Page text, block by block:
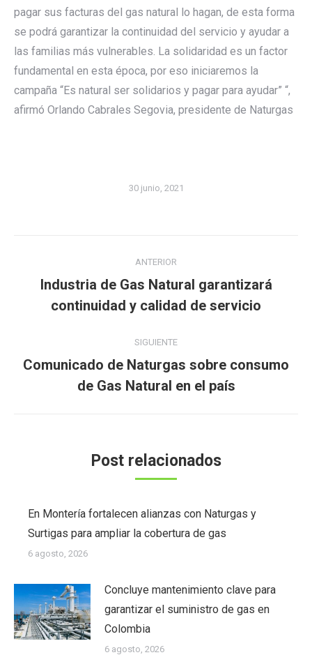
pagar sus facturas del gas natural lo hagan, de esta forma
se podrá garantizar la continuidad del servicio y ayudar a
las familias más vulnerables. La solidaridad es un factor
fundamental en esta época, por eso iniciaremos la
campaña “Es natural ser solidarios y pagar para ayudar” “,
afirmó Orlando Cabrales Segovia, presidente de Naturgas
30 junio, 2021
entre
publicaciones
ANTERIOR
Publicación
anterior:
Industria de Gas Natural garantizará
continuidad y calidad de servicio
SIGUIENTE
Publicación
siguiente:
Comunicado de Naturgas sobre consumo
de Gas Natural en el país
Post relacionados
En Montería fortalecen alianzas con Naturgas y
Surtigas para ampliar la cobertura de gas
6 agosto, 2026
Concluye mantenimiento clave para
garantizar el suministro de gas en
Colombia
6 agosto, 2026